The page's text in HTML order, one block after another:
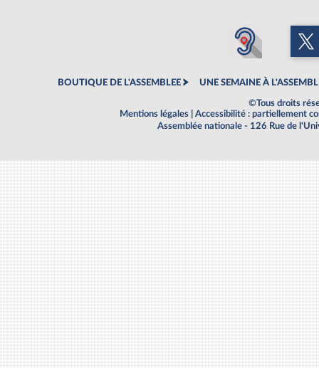
BOUTIQUE DE L'ASSEMBLEE UNE SEMAINE À
©Tous droits
Mentions légales
Accessibilité : partiellement
Assemblée nationale - 126 Rue de